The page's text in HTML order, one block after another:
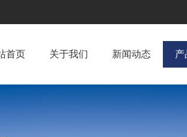
首页 关于我们 新闻动态 产